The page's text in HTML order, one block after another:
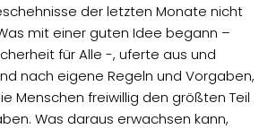
der letzten Monate nicht
mit einer guten Idee begann –
für Alle -, uferte aus und
nach eigene Regeln und Vorgaben,
Menschen freiwillig den größten Teil
Was daraus erwachsen kann,